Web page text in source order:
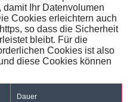
Ihr Datenvolumen
Cookies erleichtern auch
so dass die Sicherheit
bleibt. Für die
Cookies ist also
diese Cookies können
Dauer